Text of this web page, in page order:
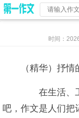
时间：
（精华）抒
在生活、工
吧，作文是人们把